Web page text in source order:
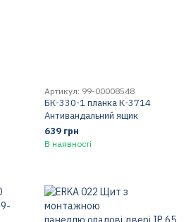
Артикул: 99-00008548
БК-330-1 планка К-3714
Антивандальний ящик
639 грн
В наявності